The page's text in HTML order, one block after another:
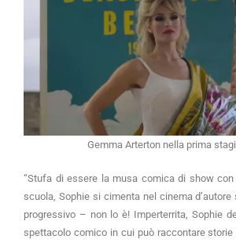
Gemma Arterton nella prima
“Stufa di essere la musa comica di show
scuola, Sophie si cimenta nel cinema
progressivo – non lo è! Imperterrita, Sophie
spettacolo comico in cui può raccontare